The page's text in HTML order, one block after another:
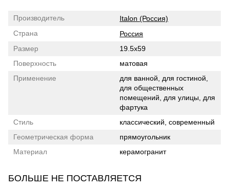
Производитель
Italon (Россия)
Страна
Россия
Размер
19.5x59
Поверхность
матовая
Применение
для ванной, для гостиной,
для общественных
помещений, для улицы, для
фартука
Стиль
классический, современный
Геометрическая форма
прямоугольник
Материал
керамогранит
БОЛЬШЕ НЕ ПОСТАВЛЯЕТСЯ